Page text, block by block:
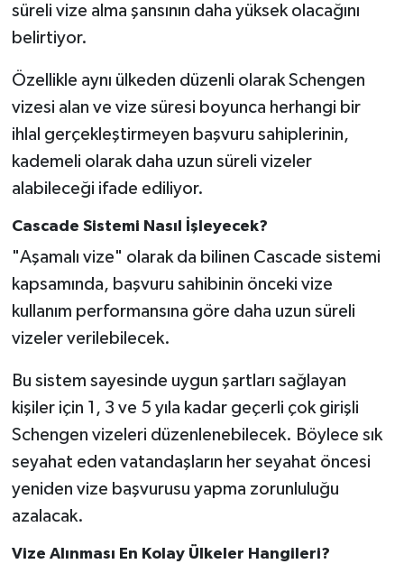
süreli vize alma şansının daha yüksek olacağını
belirtiyor.
Özellikle aynı ülkeden düzenli olarak Schengen
vizesi alan ve vize süresi boyunca herhangi bir
ihlal gerçekleştirmeyen başvuru sahiplerinin,
kademeli olarak daha uzun süreli vizeler
alabileceği ifade ediliyor.
Cascade Sistemi Nasıl İşleyecek?
"Aşamalı vize" olarak da bilinen Cascade sistemi
kapsamında, başvuru sahibinin önceki vize
kullanım performansına göre daha uzun süreli
vizeler verilebilecek.
Bu sistem sayesinde uygun şartları sağlayan
kişiler için 1, 3 ve 5 yıla kadar geçerli çok girişli
Schengen vizeleri düzenlenebilecek. Böylece sık
seyahat eden vatandaşların her seyahat öncesi
yeniden vize başvurusu yapma zorunluluğu
azalacak.
Vize Alınması En Kolay Ülkeler Hangileri?